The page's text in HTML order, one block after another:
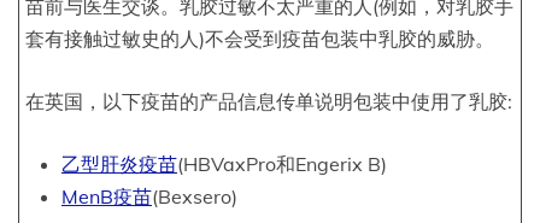
苗前与医生交谈。乳胶过敏不太严重的人(例如，对乳胶手
套有接触过敏史的人)不会受到疫苗包装中乳胶的威胁。
在英国，以下疫苗的产品信息传单说明包装中使用了乳胶:
乙型肝炎疫苗(HBVaxPro和Engerix B)
MenB疫苗(Bexsero)